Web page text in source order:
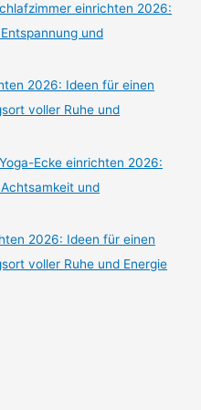
einrichten 2026:
und
2026: Ideen für einen
voller Ruhe und
Ecke einrichten 2026:
und
2026: Ideen für einen
voller Ruhe und Energie